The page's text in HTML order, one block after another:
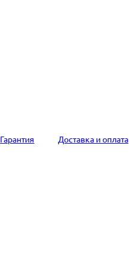
Гарантия Доставка и оплата